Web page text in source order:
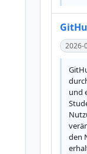
2026-
und
den